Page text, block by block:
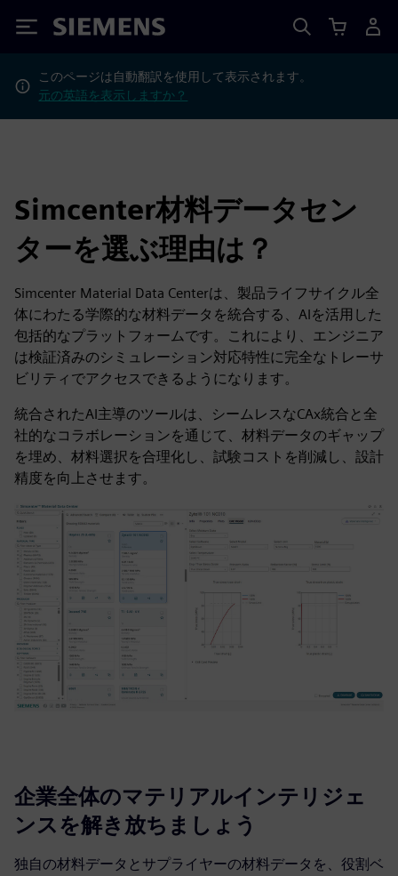
Siemens
このページは自動翻訳を使用して表示されます。
元の英語を表示しますか？
Simcenter材料データセン
ターを選ぶ理由は？
Simcenter Material Data Centerは、製品ライフサイクル全
体にわたる学際的な材料データを統合する、AIを活用した
包括的なプラットフォームです。これにより、エンジニア
は検証済みのシミュレーション対応特性に完全なトレーサ
ビリティでアクセスできるようになります。
統合されたAI主導のツールは、シームレスなCAx統合と全
社的なコラボレーションを通じて、材料データのギャップ
を埋め、材料選択を合理化し、試験コストを削減し、設計
精度を向上させます。
企業全体のマテリアルインテリジェ
ンスを解き放ちましょう
独自の材料データとサプライヤーの材料データを、役割ベ